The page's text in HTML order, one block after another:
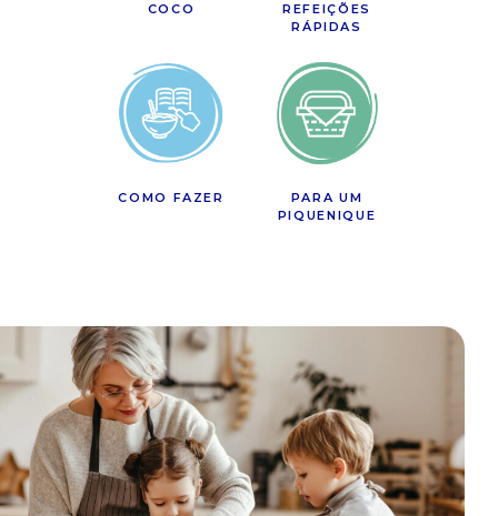
COCO
REFEIÇÕES
RÁPIDAS
COMO FAZER
PARA UM
PIQUENIQUE